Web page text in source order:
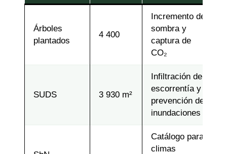
Árboles
plantados
4 400
Incremento de
sombra y
captura de
CO₂
SUDS 3 930 m²
Infiltración de
escorrentía y
prevención de
inundaciones
Catálogo para
climas